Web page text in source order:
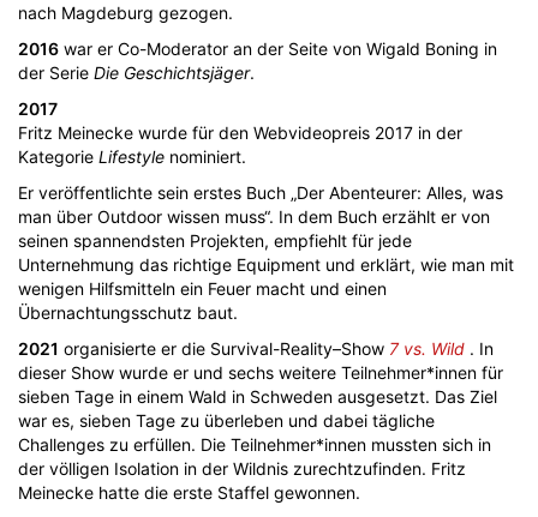
nach Magdeburg gezogen.
2016 war er Co-Moderator an der Seite von Wigald Boning in
der Serie Die Geschichtsjäger.
2017
Fritz Meinecke wurde für den Webvideopreis 2017 in der
Kategorie Lifestyle nominiert.
Er veröffentlichte sein erstes Buch „Der Abenteurer: Alles, was
man über Outdoor wissen muss“. In dem Buch erzählt er von
seinen spannendsten Projekten, empfiehlt für jede
Unternehmung das richtige Equipment und erklärt, wie man mit
wenigen Hilfsmitteln ein Feuer macht und einen
Übernachtungsschutz baut.
2021 organisierte er die Survival-Reality–Show 7 vs. Wild . In
dieser Show wurde er und sechs weitere Teilnehmer*innen für
sieben Tage in einem Wald in Schweden ausgesetzt. Das Ziel
war es, sieben Tage zu überleben und dabei tägliche
Challenges zu erfüllen. Die Teilnehmer*innen mussten sich in
der völligen Isolation in der Wildnis zurechtzufinden. Fritz
Meinecke hatte die erste Staffel gewonnen.